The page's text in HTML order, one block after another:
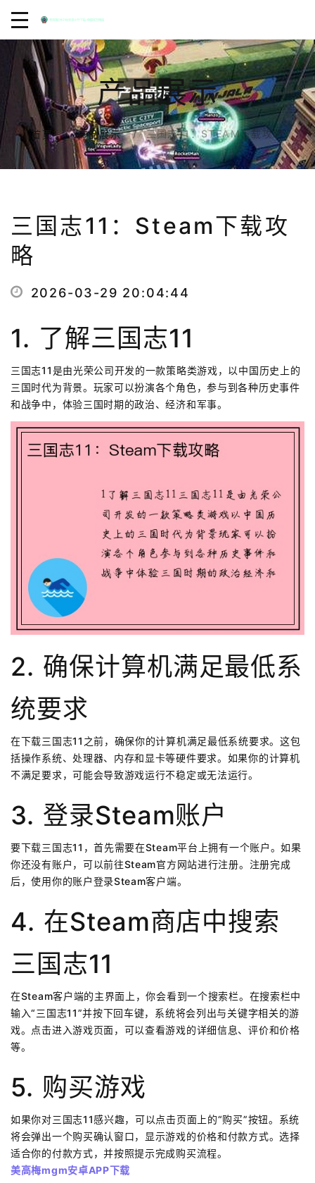
产品展示
首页 产品展示 三国志11：STEAM下载攻略
三国志11：Steam下载攻
略
2026-03-29 20:04:44
1. 了解三国志11
三国志11是由光荣公司开发的一款策略类游戏，以中国历史上的
三国时代为背景。玩家可以扮演各个角色，参与到各种历史事件
和战争中，体验三国时期的政治、经济和军事。
2. 确保计算机满足最低系
统要求
在下载三国志11之前，确保你的计算机满足最低系统要求。这包
括操作系统、处理器、内存和显卡等硬件要求。如果你的计算机
不满足要求，可能会导致游戏运行不稳定或无法运行。
3. 登录Steam账户
要下载三国志11，首先需要在Steam平台上拥有一个账户。如果
你还没有账户，可以前往Steam官方网站进行注册。注册完成
后，使用你的账户登录Steam客户端。
4. 在Steam商店中搜索
三国志11
在Steam客户端的主界面上，你会看到一个搜索栏。在搜索栏中
输入“三国志11”并按下回车键，系统将会列出与关键字相关的游
戏。点击进入游戏页面，可以查看游戏的详细信息、评价和价格
等。
5. 购买游戏
如果你对三国志11感兴趣，可以点击页面上的“购买”按钮。系统
将会弹出一个购买确认窗口，显示游戏的价格和付款方式。选择
适合你的付款方式，并按照提示完成购买流程。
美高梅mgm安卓APP下载